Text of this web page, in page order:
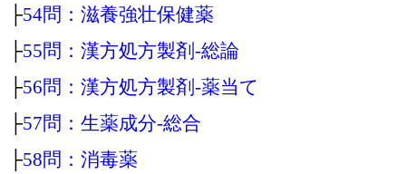
├54問：滋養強壮保健薬
├55問：漢方処方製剤‐総論
├56問：漢方処方製剤‐薬当て
├57問：生薬成分‐総合
├58問：消毒薬